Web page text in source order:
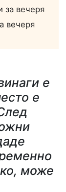
за вечеря
вечеря
е
е
може